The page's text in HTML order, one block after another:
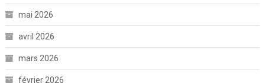
mai 2026
avril 2026
mars 2026
février 2026